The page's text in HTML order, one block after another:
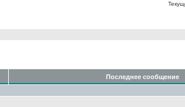
Последнее сообщение